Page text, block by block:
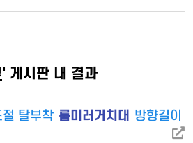
' 게시판 내 결과
탈부착 룸미러거치대 방향길이